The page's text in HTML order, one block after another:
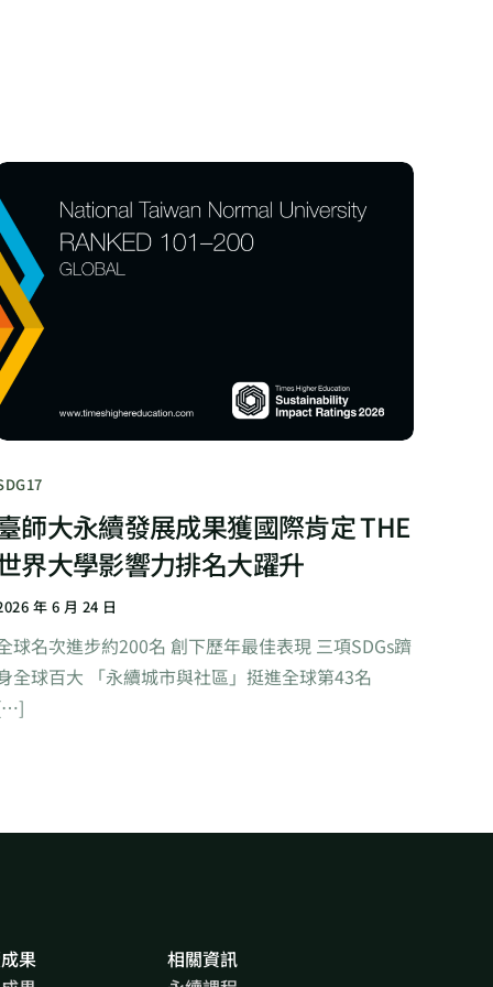
師大永續發展成果獲國際肯定 THE
界大學影響力排名大躍升
年 6 月 24 日
球名次進步約200名 創下歷年最佳表現 三項SDGs躋
全球百大 「永續城市與社區」挺進全球第43名
果
相關資訊